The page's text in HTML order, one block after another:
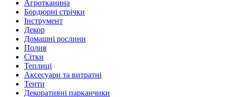
Агротканина
Бордюрні стрічки
Інструмент
Декор
Домашні рослини
Полив
Сітки
Теплиці
Аксесуари та витратні
Тенти
Декоративні парканчики